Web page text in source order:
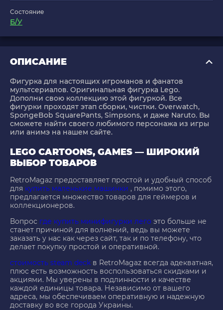
Состояние
Б/У
ОПИСАНИЕ
Фигурка для настоящих игроманов и фанатов
мультсериалов. Оригинальная фигурка Lego.
Дополни свою коллекцию этой фигуркой. Все
фигурки проходят этап сборки, чистки. Overwatch,
SpongeBob SquarePants, Simpsons, и даже Naruto. Вы
сможете найти своего любимого персонажа из игры
или анимэ на нашем сайте.
LEGO CARTOONS, GAMES — ШИРОКИЙ
ВЫБОР ТОВАРОВ
RetroMagaz предоставляет простой и удобный способ
для купить маленькие машинки , помимо этого,
предлагается множество товаров для геймеров и
коллекционеров.
Вопрос где купить минифигурки лего это больше не
станет причиной для волнений, ведь вы можете
заказать у нас как через сайт, так и по телефону, что
делает покупку простой и оперативной.
стоимость steam deck в RetroMagaz всегда адекватная,
плюс есть возможность воспользоваться скидками и
акциями. Мы уверены в подлинности и качестве
каждой единицы товара. Независимо от вашего
адреса, мы обеспечиваем оперативную и надежную
доставку во все города Украины.